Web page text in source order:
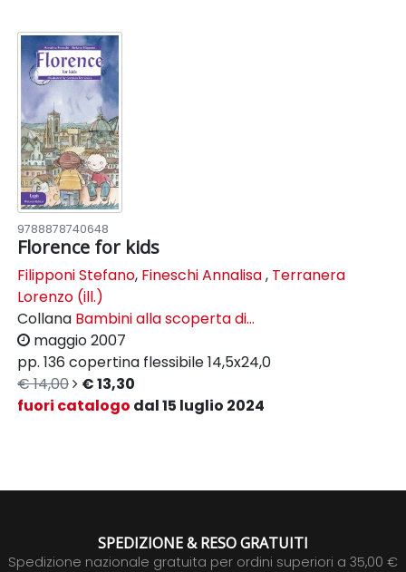
9788878740648
Florence for kids
Filipponi Stefano, Fineschi Annalisa, Terranera
Lorenzo (ill.)
Collana Bambini alla scoperta di...
maggio 2007
pp. 136 copertina flessibile14,5x24,0
€ 14,00
€ 13,30
fuori catalogo dal 15 luglio 2024
SPEDIZIONE & RESO GRATUITI
Spedizione nazionale gratuita per ordini superiori a 35,00 €